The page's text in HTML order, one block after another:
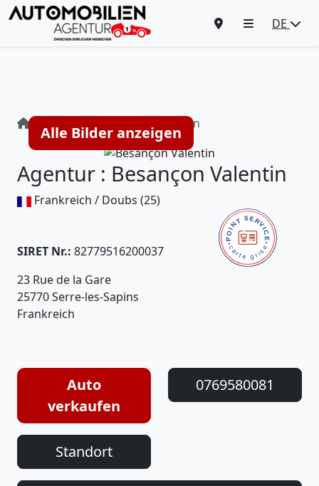
DE
Agentur : Besançon Valentin
Alle Bilder anzeigen
Agentur : Besançon Valentin
Frankreich / Doubs (25)
SIRET Nr.: 82779516200037
23 Rue de la Gare
25770 Serre-les-Sapins
Frankreich
Auto
verkaufen
0769580081
Standort